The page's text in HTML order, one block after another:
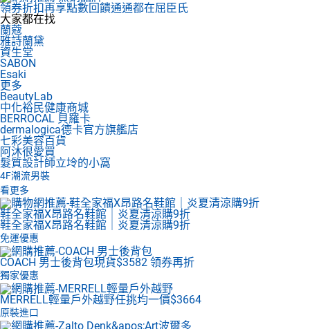
領券折扣再享點數回饋通通都在屈臣氏
大家都在找
蘭蔻
雅詩蘭黛
資生堂
SABON
Esaki
更多
BeautyLab
中化裕民健康商城
BERROCAL 貝羅卡
dermalogica德卡官方旗艦店
七彩美容百貨
阿沐很愛買
髮質設計師立坽的小窩
4F潮流男裝
看更多
鞋全家福X昂路名鞋館｜炎夏清涼購9折
鞋全家福X昂路名鞋館｜炎夏清涼購9折
免運優惠
COACH 男士後背包現貨$3582 領券再折
獨家優惠
MERRELL輕量戶外越野任挑均一價$3664
原裝進口